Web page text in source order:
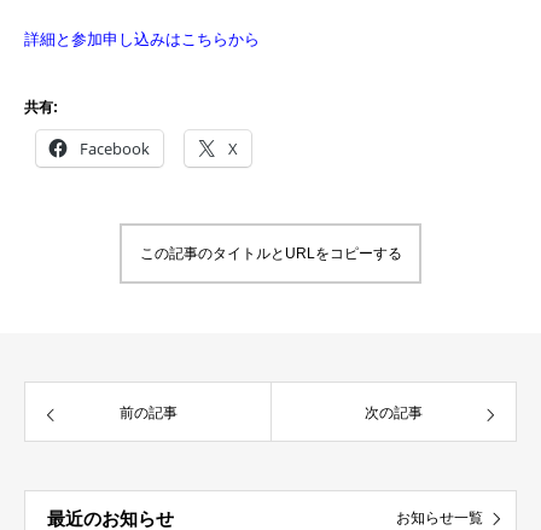
詳細と参加申し込みはこちらから
共有:
Facebook X
この記事のタイトルとURLをコピーする
前の記事 次の記事
最近のお知らせ お知らせ一覧